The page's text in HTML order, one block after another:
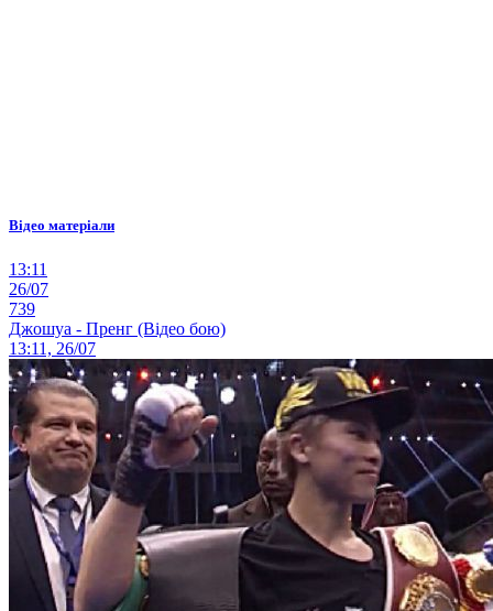
Відео матеріали
13:11
26/07
739
Джошуа - Пренг (Відео бою)
13:11, 26/07